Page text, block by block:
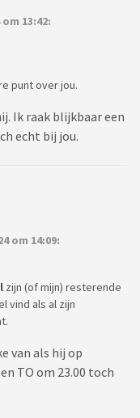
13:42:
punt over jou.
Ik raak blijkbaar een
echt bij jou.
om 14:09:
zijn (of mijn) resterende
vind als al zijn
van als hij op
TO om 23.00 toch